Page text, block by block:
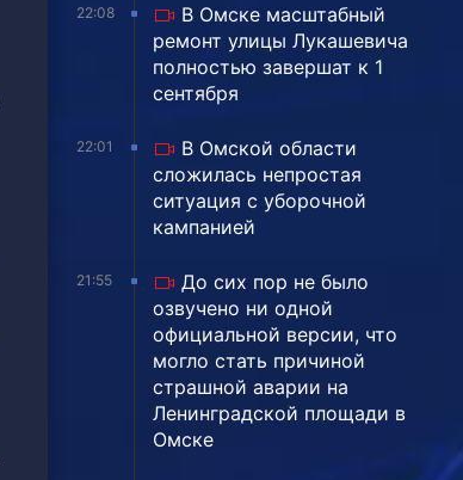
22:08
В Омске масштабный
ремонт улицы Лукашевича
полностью завершат к 1
сентября
22:01
В Омской области
сложилась непростая
ситуация с уборочной
кампанией
21:55
До сих пор не было
озвучено ни одной
официальной версии, что
могло стать причиной
страшной аварии на
Ленинградской площади в
Омске